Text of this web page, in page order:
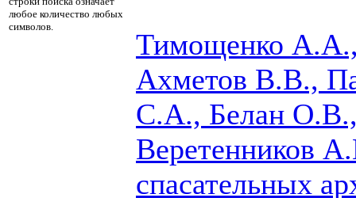
любое количество любых
символов.
Тимощенко
Ахметов В.В.,
С.А., Белан
Веретенников
спасательных